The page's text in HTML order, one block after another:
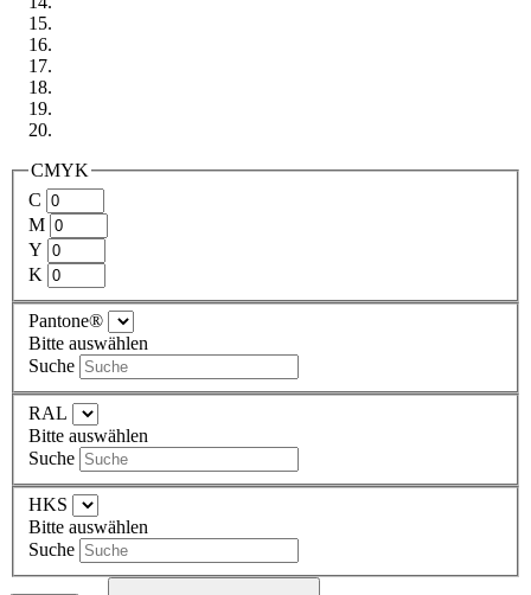
CMYK
C
M
Y
K
Pantone®
Bitte auswählen
Suche
RAL
Bitte auswählen
Suche
HKS
Bitte auswählen
Suche